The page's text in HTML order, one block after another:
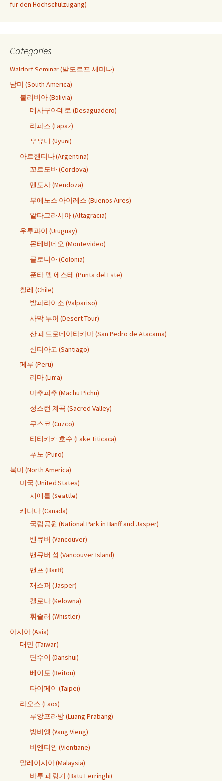
für den Hochschulzugang)
Categories
Waldorf Seminar (발도르프 세미나)
남미 (South America)
볼리비아 (Bolivia)
데사구아데로 (Desaguadero)
라파즈 (Lapaz)
우유니 (Uyuni)
아르헨티나 (Argentina)
꼬르도바 (Cordova)
멘도사 (Mendoza)
부에노스 아이레스 (Buenos Aires)
알타그라시아 (Altagracia)
우루과이 (Uruguay)
몬테비데오 (Montevideo)
콜로니아 (Colonia)
푼타 델 에스테 (Punta del Este)
칠레 (Chile)
발파라이소 (Valpariso)
사막 투어 (Desert Tour)
산 페드로데아타카마 (San Pedro de Atacama)
산티아고 (Santiago)
페루 (Peru)
리마 (Lima)
마추피추 (Machu Pichu)
성스런 계곡 (Sacred Valley)
쿠스코 (Cuzco)
티티카카 호수 (Lake Titicaca)
푸노 (Puno)
북미 (North America)
미국 (United States)
시애틀 (Seattle)
캐나다 (Canada)
국립공원 (National Park in Banff and Jasper)
밴큐버 (Vancouver)
밴큐버 섬 (Vancouver Island)
밴프 (Banff)
재스퍼 (Jasper)
켈로나 (Kelowna)
휘슬러 (Whistler)
아시아 (Asia)
대만 (Taiwan)
단수이 (Danshui)
베이토 (Beitou)
타이페이 (Taipei)
라오스 (Laos)
루앙프라방 (Luang Prabang)
방비엥 (Vang Vieng)
비엔티안 (Vientiane)
말레이시아 (Malaysia)
바투 페링기 (Batu Ferringhi)